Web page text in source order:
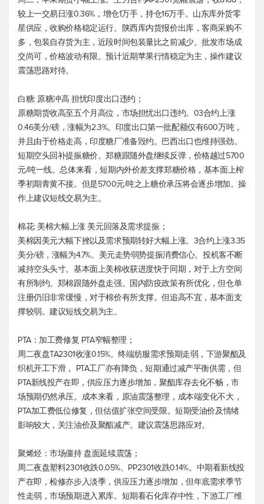
较上一交易日涨0.36%，增仓1万手，持仓16万手。山东库外货零
星供应，收购价格稳定运行。陕西库内货报价出库，客商采购不
多，包装自存货为主，近段时间包装量比之前减少。批发市场成
交尚可，价格波动有限。预计近期苹果行情稳定为主，操作建议
震荡思路对待。
白糖: 原糖冲高 担忧印度出口违约；
原糖期货收高至五个月高位，市场担忧出口违约。03合约上涨
0.46美分/磅，涨幅为2.3%。印度出口第一批配额仅有600万吨，
并且由于价格走高，印度糖厂准备毁约。巴西出口也维持强劲。
短期空头回补提振糖价。郑糖跟随外盘继续反弹，价格越过5700
元/吨一线。总体来看，短期内外价差支撑郑糖价格，基本面上榨
季初期青黄不接。但是5700元/吨之上糖价承压将会逐步增加。操
作上建议短线交易为主。
棉花: 美棉大幅上涨 美元回落及需求提振；
美棉因美元大幅下挫以及需求预期转好大幅上涨。3合约上涨3.35
美分/磅，涨幅为4.7%。美元走势弱势提振消费信心。投机客不断
减持空头头寸。基本面上美棉收获进度快于同期，对于上方空间
有所制约。郑棉跟随外盘走强。国内防疫政策有所优化，但仓单
注册仍旧非常缓慢，对于棉价有所支撑。但追高不宜，基本面支
撑较弱。建议短线交易为主。
PTA：加工费修复 PTA窄幅整理；
周二夜盘TA2301收涨0.15%。终端纺服需求预期走弱，下游聚酯及
织机开工下滑， PTA工厂亦有降负，短期通过减产平衡供需，但
PTA新线投产在即，供应压力逐步增加，聚酯库存去化不畅，市
场预期仍然承压。成本来看，原油震荡整理，成本端变化不大，
PTA加工费低位修复，但估值扩张空间受限。短期受油价及情绪
影响较大，关注油价及聚酯减产。建议震荡思路应对。
聚烯烃：市场僵持 盘面延续震荡；
周二夜盘塑料2301收跌0.05%、PP2301收跌0.14%。中期看新线投
产在即，检修亦步入淡季，供应压力逐步增加，但年底需求季节
性走弱，市场预期进入累库。短期看石化库存中性，下游工厂维